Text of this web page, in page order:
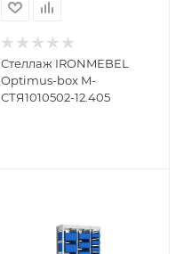
Стеллаж IRONMEBEL
Optimus-box M-
СТЯ1010502-12.405